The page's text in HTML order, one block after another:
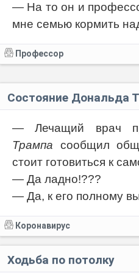
— На то он и
мне семью кормить
Профессор
Состояние Дональда
— Лечащий врач
Трампа сообщил
стоит готовиться к
— Да ладно!???
— Да, к его полному
Коронавирус
Ходьба по потолку